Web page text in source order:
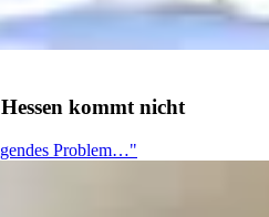
kommt nicht
Problem…"